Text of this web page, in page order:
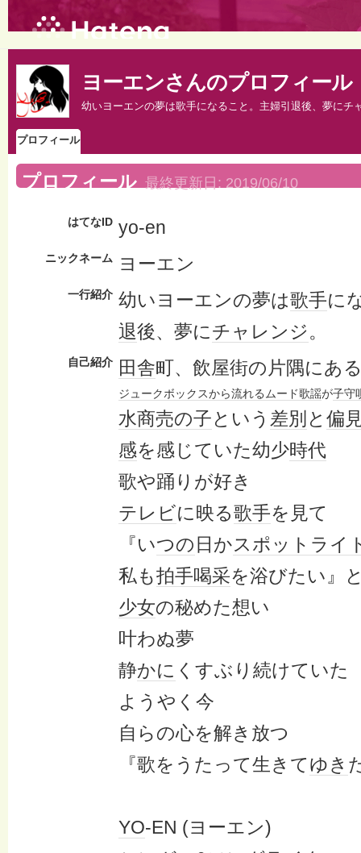
ヨーエンさんのプロフィール
幼いヨーエンの夢は歌手になること。主婦引退後、夢にチ
プロフィール
プロフィール 最終更新日: 2019/06/10
はてなID yo-en
ニックネーム ヨーエン
一行紹介 幼いヨーエンの夢は歌手に
退後、夢にチャレンジ。
自己紹介 田舎町、飲屋街の片隅にあ
ジュークボックスから流れるムード歌謡が子守
水商売の子という 差別 と 偏
感を感じていた幼少時代
歌や踊りが好き
テレビに映る歌手を見て
『いつの 日かスポットライ
私も拍手喝采を浴びたい』
少女の秘めた想い
叶わぬ夢
静かに くすぶり続けていた
ようやく今
自らの心を解き放つ
『歌をうたって生きてゆき
YO-EN (ヨーエン)